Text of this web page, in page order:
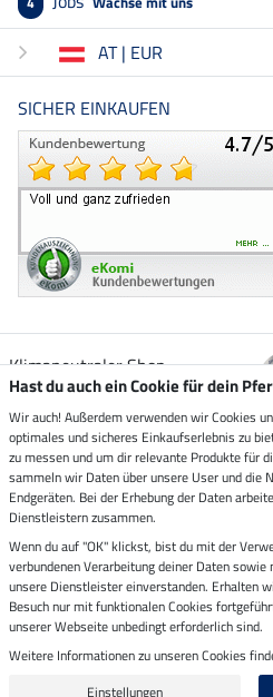
AT | EUR
SICHER EINKAUFEN
Klimaneutraler Shop
Zustellung durch
Sicher bezahlen mit
Letzte Aktualisierung am
Alle Preise in Euro inkl.
Hast du auch ein Cookie für dein
Wir auch! Außerdem verwenden wir Cookies
optimales und sicheres Einkaufserlebnis zu
zu messen und um dir relevante Produkte für
sammeln wir Daten über unsere User und die
Endgeräten. Bei der Erhebung der Daten
Dienstleistern zusammen.
Wenn du auf "OK" klickst, bist du mit der
verbundenen Verarbeitung deiner Daten
unsere Dienstleister einverstanden. Erhalten
Besuch nur mit funktionalen Cookies
unserer Webseite unbedingt erforderlich sind.
Weitere Informationen zu unseren Cookies
Einstellungen